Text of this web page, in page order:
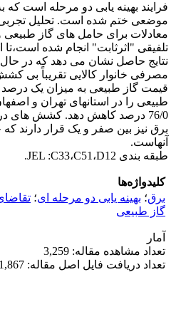
فرایند بهینه یابی دو مرحله است که
موضعی ختم شده است. تحلیل
معادلات برای حامل های گاز
تلفیقی "اثرثابت" انجام شده
نتایج حاصل نشان می دهد که در
مصرفی خانوار کالایی تقریباً بی
قیمت گاز طبیعی به میزان یک درصد
76/0 درصد کاهش دهد. کشش های
برق نیز بین صفر و یک قرار دارند
آنهاست.
طبقه بندی JEL :C33،C51،D12.
کلیدواژه‌ها
برق؛ بهینه یابی دو مرحله ای؛
گاز طبیعی
آمار
تعداد مشاهده مقاله: 3,259
تعداد دریافت فایل اصل مقاله: 1,867